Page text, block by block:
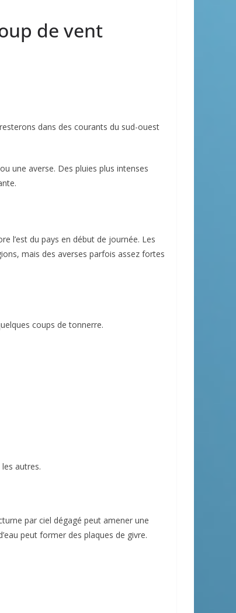
de vent
dans des courants du sud-ouest
une averse. Des pluies plus intenses
l’est du pays en début de journée. Les
mais des averses parfois assez fortes
coups de tonnerre.
autres.
par ciel dégagé peut amener une
peut former des plaques de givre.